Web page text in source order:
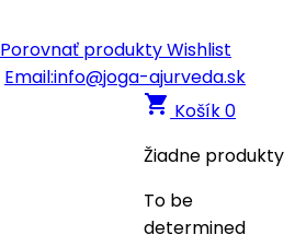
Porovnať produktyWishlist
Email:info@joga-ajurveda.sk
shopping_cart Košík0
Žiadne produkty
To be
determined